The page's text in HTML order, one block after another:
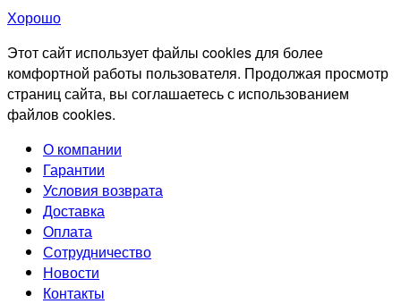
Хорошо
Этот сайт использует файлы cookies для более
комфортной работы пользователя. Продолжая просмотр
страниц сайта, вы соглашаетесь с использованием
файлов cookies.
О компании
Гарантии
Условия возврата
Доставка
Оплата
Сотрудничество
Новости
Контакты